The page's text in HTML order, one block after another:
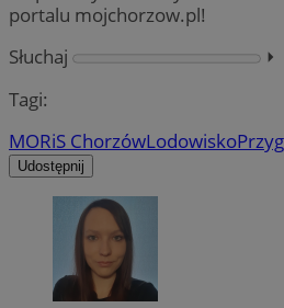
portalu mojchorzow.pl!
Słuchaj
⏵︎
Tagi:
MORiS ChorzówLodowisko
Udostępnij